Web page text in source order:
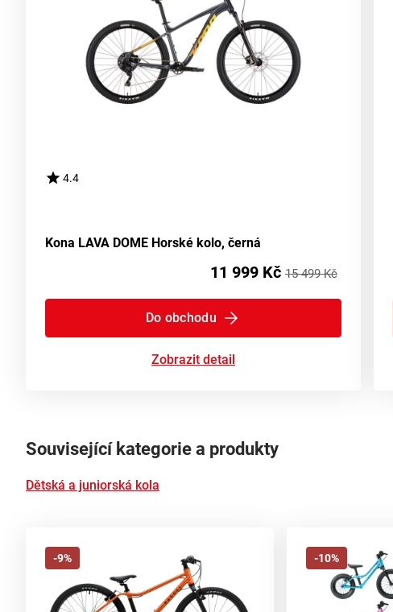
4.4
Kona LAVA DOME Horské kolo, černá
11 999 Kč 15 499 Kč
Do obchodu
Zobrazit detail
Související kategorie a produkty
Dětská a juniorská kola
-9% -10%